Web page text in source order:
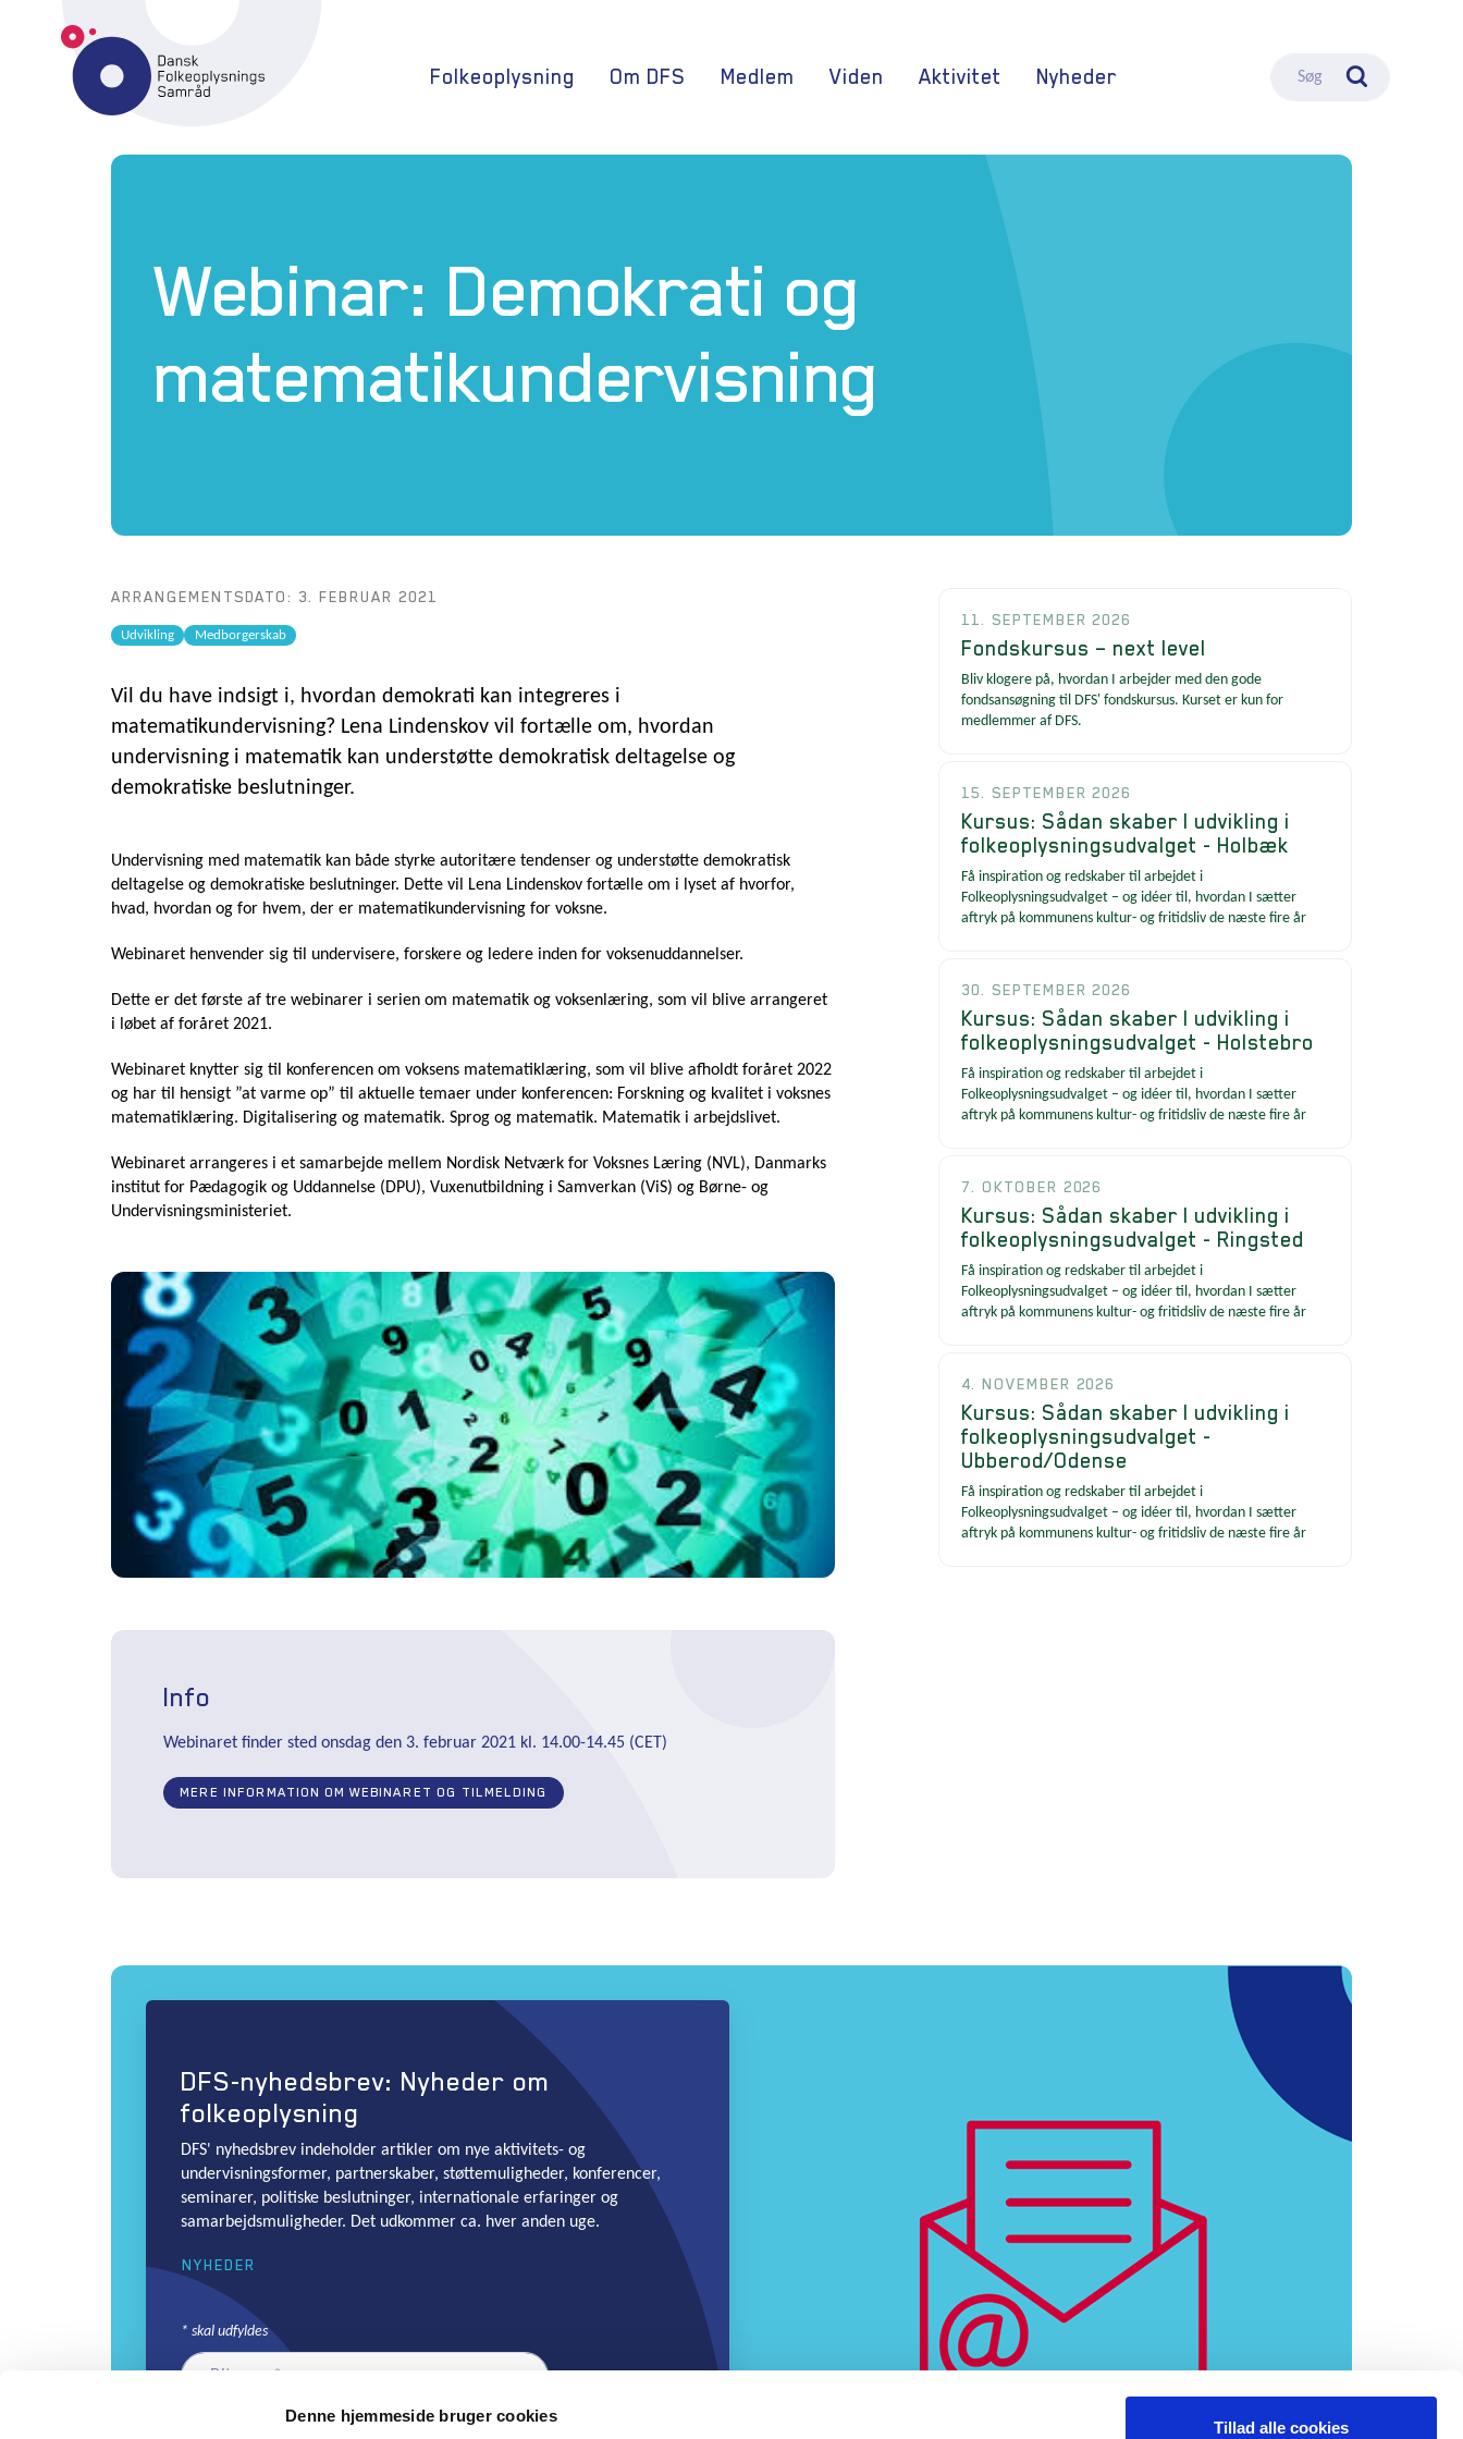
Denne hjemmeside bruger cookies
Tillad alle cookies
Folkeoplysning Om DFS Medlem Viden Aktivitet Nyheder Søg
Webinar: Demokrati og
matematikundervisning
11. SEPTEMBER 2026
Fondskursus – next level
Bliv klogere på, hvordan I arbejder med den gode
fondsansøgning til DFS' fondskursus. Kurset er kun for
medlemmer af DFS.
15. SEPTEMBER 2026
Kursus: Sådan skaber I udvikling i
folkeoplysningsudvalget - Holbæk
Få inspiration og redskaber til arbejdet i
Folkeoplysningsudvalget – og idéer til, hvordan I sætter
aftryk på kommunens kultur- og fritidsliv de næste fire år
30. SEPTEMBER 2026
Kursus: Sådan skaber I udvikling i
folkeoplysningsudvalget - Holstebro
Få inspiration og redskaber til arbejdet i
Folkeoplysningsudvalget – og idéer til, hvordan I sætter
aftryk på kommunens kultur- og fritidsliv de næste fire år
7. OKTOBER 2026
Kursus: Sådan skaber I udvikling i
folkeoplysningsudvalget - Ringsted
Få inspiration og redskaber til arbejdet i
Folkeoplysningsudvalget – og idéer til, hvordan I sætter
aftryk på kommunens kultur- og fritidsliv de næste fire år
4. NOVEMBER 2026
Kursus: Sådan skaber I udvikling i
folkeoplysningsudvalget -
Ubberod/Odense
Få inspiration og redskaber til arbejdet i
Folkeoplysningsudvalget – og idéer til, hvordan I sætter
aftryk på kommunens kultur- og fritidsliv de næste fire år
ARRANGEMENTSDATO: 3. FEBRUAR 2021
Udvikling Medborgerskab
Vil du have indsigt i, hvordan demokrati kan integreres i
matematikundervisning? Lena Lindenskov vil fortælle om, hvordan
undervisning i matematik kan understøtte demokratisk deltagelse og
demokratiske beslutninger.
Undervisning med matematik kan både styrke autoritære tendenser og understøtte demokratisk
deltagelse og demokratiske beslutninger. Dette vil Lena Lindenskov fortælle om i lyset af hvorfor,
hvad, hvordan og for hvem, der er matematikundervisning for voksne.
Webinaret henvender sig til undervisere, forskere og ledere inden for voksenuddannelser.
Dette er det første af tre webinarer i serien om matematik og voksenlæring, som vil blive arrangeret
i løbet af foråret 2021.
Webinaret knytter sig til konferencen om voksens matematiklæring, som vil blive afholdt foråret 2022
og har til hensigt ”at varme op” til aktuelle temaer under konferencen: Forskning og kvalitet i voksnes
matematiklæring. Digitalisering og matematik. Sprog og matematik. Matematik i arbejdslivet.
Webinaret arrangeres i et samarbejde mellem Nordisk Netværk for Voksnes Læring (NVL), Danmarks
institut for Pædagogik og Uddannelse (DPU), Vuxenutbildning i Samverkan (ViS) og Børne- og
Undervisningsministeriet.
Info
Webinaret finder sted onsdag den 3. februar 2021 kl. 14.00-14.45 (CET)
MERE INFORMATION OM WEBINARET OG TILMELDING
DFS-nyhedsbrev: Nyheder om
folkeoplysning
DFS' nyhedsbrev indeholder artikler om nye aktivitets- og
undervisningsformer, partnerskaber, støttemuligheder, konferencer,
seminarer, politiske beslutninger, internationale erfaringer og
samarbejdsmuligheder. Det udkommer ca. hver anden uge.
NYHEDER
* skal udfyldes